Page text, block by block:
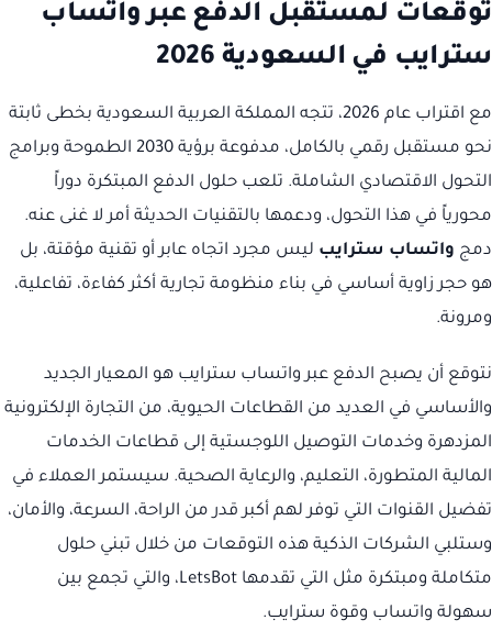
توقعات لمستقبل الدفع عبر واتساب
سترايب في السعودية 2026
مع اقتراب عام 2026، تتجه المملكة العربية السعودية بخطى ثابتة
نحو مستقبل رقمي بالكامل، مدفوعة برؤية 2030 الطموحة وبرامج
التحول الاقتصادي الشاملة. تلعب حلول الدفع المبتكرة دوراً
محورياً في هذا التحول، ودعمها بالتقنيات الحديثة أمر لا غنى عنه.
دمج واتساب سترايب ليس مجرد اتجاه عابر أو تقنية مؤقتة، بل
هو حجر زاوية أساسي في بناء منظومة تجارية أكثر كفاءة، تفاعلية،
ومرونة.
نتوقع أن يصبح الدفع عبر واتساب سترايب هو المعيار الجديد
والأساسي في العديد من القطاعات الحيوية، من التجارة الإلكترونية
المزدهرة وخدمات التوصيل اللوجستية إلى قطاعات الخدمات
المالية المتطورة، التعليم، والرعاية الصحية. سيستمر العملاء في
تفضيل القنوات التي توفر لهم أكبر قدر من الراحة، السرعة، والأمان،
وستلبي الشركات الذكية هذه التوقعات من خلال تبني حلول
متكاملة ومبتكرة مثل التي تقدمها LetsBot، والتي تجمع بين
سهولة واتساب وقوة سترايب.